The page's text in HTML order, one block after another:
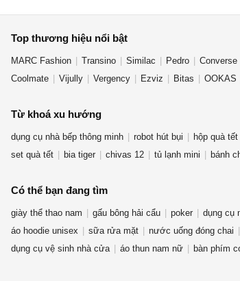
Top thương hiệu nổi bật
MARC Fashion Transino Similac Pedro Converse
Coolmate
Vijully Vergency Ezviz Bitas OOKAS
Từ khoá xu hướng
dụng cụ nhà bếp thông minh robot hút bụi hộp quà tết
set quà tết
bia tiger chivas 12 tủ lạnh mini bánh
Có thể bạn đang tìm
giày thể thao nam gấu bông hải cẩu poker dụng cụ
áo hoodie unisex
sữa rửa mặt nước uống đóng chai
dụng cụ vệ sinh nhà cửa
áo thun nam nữ bàn phím